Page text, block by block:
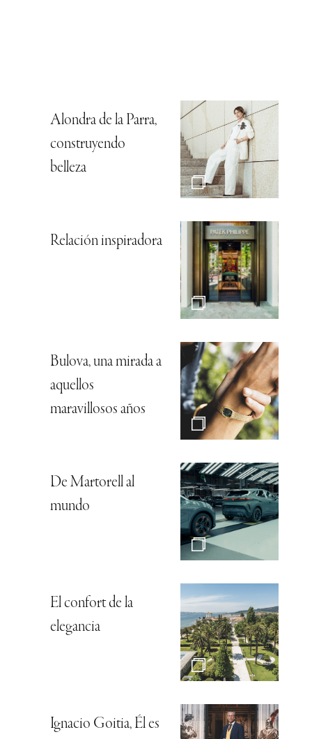
Alondra de la Parra,
construyendo
belleza
Relación inspiradora
Bulova, una mirada a
aquellos
maravillosos años
De Martorell al
mundo
El confort de la
elegancia
Ignacio Goitia, Él es